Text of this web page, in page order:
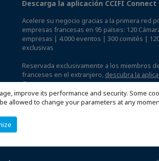
improve its performance and security. Some
allowed to change your parameters at any
Descarga la aplicación CCIFI Connect
Acelere su negocio gracias a la primera red
empresas francesas en 95 países: 120
empresas | 4.000 eventos | 300 comités |
exclusivas
Reservada exclusivamente a los miembros
franceses en el extranjero, descubra la
Connect..